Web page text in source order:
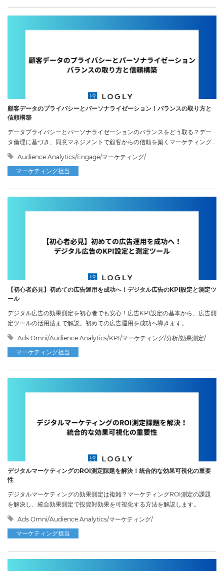
顧客データのプライバシーとパーソナライゼーション！バランスの取り方と
信頼構築
データプライバシーとパーソナライゼーションのバランスをどう取る？デー
タ倫理に基づき、同意マネジメントで顧客からの信頼を築くマーケティング
手法を解説します。
Audience Analytics/Engage/マーケティング/
マーケティング担当
【初心者必見】初めての広告運用を成功へ！デジタル広告のKPI設定と測定ツ
ール
デジタル広告の効果測定を初心者でも安心！広告KPI設定の基本から、広告測
定ツールの活用法まで解説。初めての広告運用を成功へ導きます。
Ads Omni/Audience Analytics/KPI/マーケティング/分析/効果測定/
マーケティング担当
デジタルマーケティングのROI測定課題を解決！統合的な効果可視化の重要
性
デジタルマーケティングの効果測定は複雑？マーケティングROI測定の課題
を解決し、統合効果測定で投資対効果を可視化する方法を解説します。
Ads Omni/Audience Analytics/マーケティング/
マーケティング担当